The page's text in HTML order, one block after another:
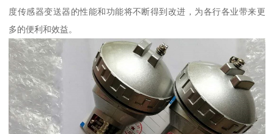
度传感器变送器的性能和功能将不断得到改进，为各行各业带来更
多的便利和效益。